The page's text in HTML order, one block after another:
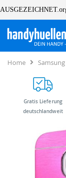
AUSGEZEICHNET.org
Home Samsung
Gratis Lieferung
deutschlandweit